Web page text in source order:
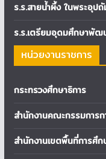
ร.ร.สายน้ำผึ้ง ในพระอุป
ร.ร.เตรียมอุดมศึกษาพัฒ
หน่วยงานราชการ
กระทรวงศึกษาธิการ
สำนักงานคณะกรรมการ
สำนักงานเขตพื้นที่การศึ